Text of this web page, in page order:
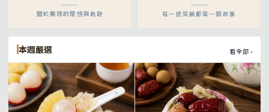
關於團隊的理想與軌跡 每一道菜餚都是一個故事
本週嚴選 看全部 ›